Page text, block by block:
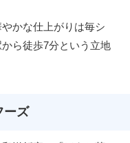
かな仕上がりは毎シ
ら徒歩7分という立地
ーズ